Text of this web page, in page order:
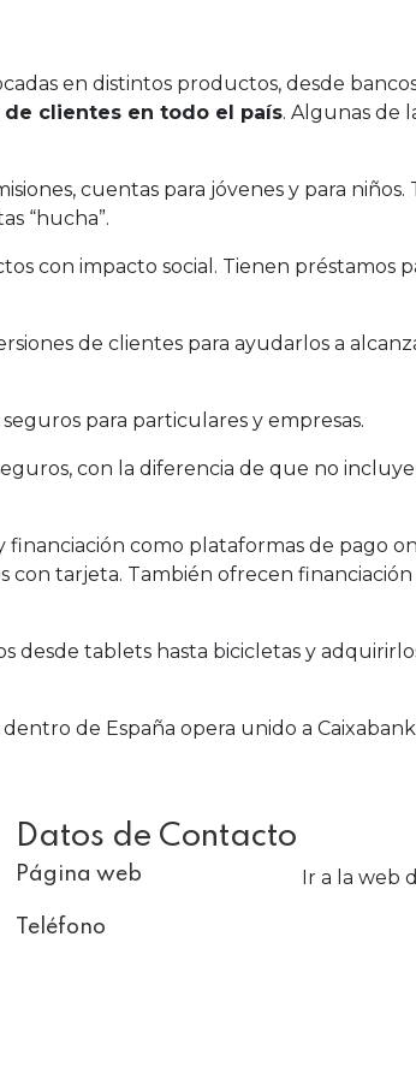
en distintos productos, desde
clientes en todo el país. Algunas de
cuentas para jóvenes y para niños.
“hucha”.
con impacto social. Tienen préstamos
de clientes para ayudarlos a
para particulares y empresas.
con la diferencia de que no
como plataformas de pago
tarjeta. También ofrecen financiación
tablets hasta bicicletas y
de España opera unido a
Datos de Contacto
Página web Ir a la web
Teléfono